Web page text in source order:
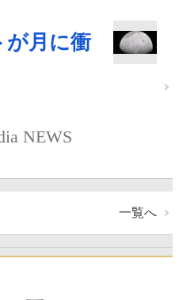
が月に衝
NEWS
一覧へ